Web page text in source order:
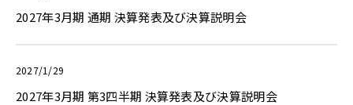
2027年3月期 通期 決算発表及び決算説明会
2027/1/29
2027年3月期 第3四半期 決算発表及び決算説明会